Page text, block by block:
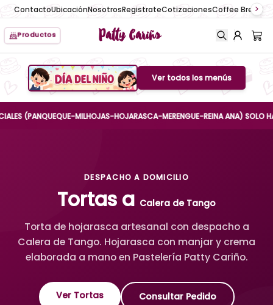
ContactoUbicaciónNosotrosRegistrateCotizacionesCoffee Break
Productos Patty Cariño
Boton de menu
Ver todos los menús
(PANQUEQUE-MILHOJAS-HOJARASCA-MERENGUE-REINA ANA) SOLO HASTA
DESPACHO A DOMICILIO
Tortas a Calera de Tango
Torta de hojarasca artesanal con despacho a
Calera de Tango. Hojarasca con manjar y crema
elaborada a mano en Pastelería Patty Cariño.
Ver Tortas Consultar Pedido